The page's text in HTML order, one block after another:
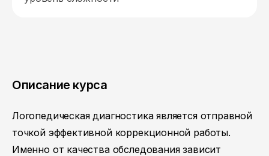
Описание курса
Логопедическая диагностика является отправной
точкой эффективной коррекционной работы.
Именно от качества обследования зависит